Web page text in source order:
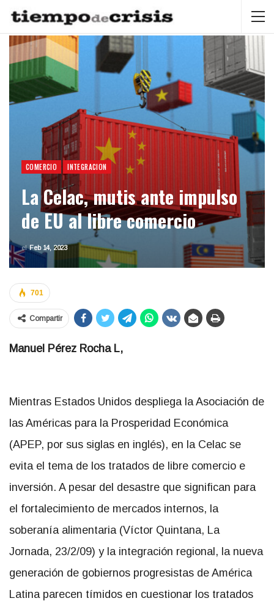
COMERCIO INTEGRACION
La Celac, mutis ante impulso
de EU al libre comercio
elFeb 14, 2023
701
Compartir
Manuel Pérez Rocha L,
Mientras Estados Unidos despliega la Asociación de
las Américas para la Prosperidad Económica
(APEP, por sus siglas en inglés), en la Celac se
evita el tema de los tratados de libre comercio e
inversión. A pesar del desastre que significan para
el fortalecimiento de mercados internos, la
soberanía alimentaria (Víctor Quintana, La
Jornada, 23/2/09) y la integración regional, la nueva
generación de gobiernos progresistas de América
Latina parecen tímidos en cuestionar los tratados